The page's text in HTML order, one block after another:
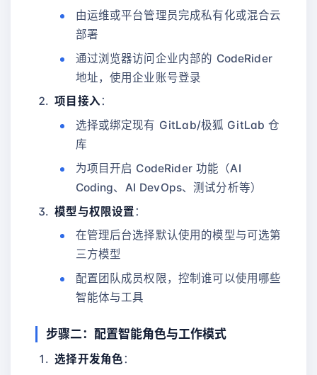
由运维或平台管理员完成私有化或混合云
部署
通过浏览器访问企业内部的 CodeRider
地址，使用企业账号登录
项目接入：
选择或绑定现有 GitLab/极狐 GitLab 仓
库
为项目开启 CodeRider 功能（AI
Coding、AI DevOps、测试分析等）
模型与权限设置：
在管理后台选择默认使用的模型与可选第
三方模型
配置团队成员权限，控制谁可以使用哪些
智能体与工具
步骤二：配置智能角色与工作模式
选择开发角色：